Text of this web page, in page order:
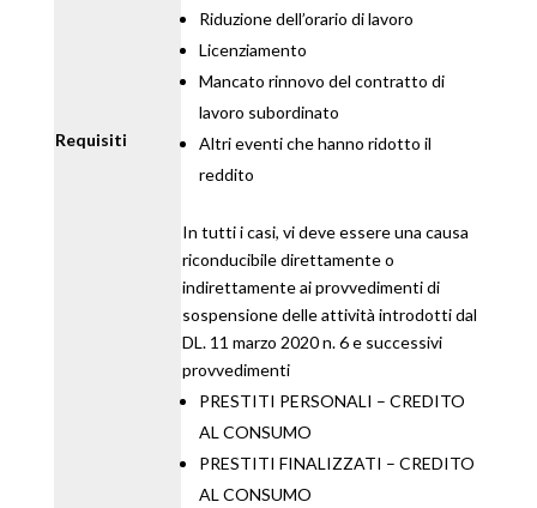
Requisiti
Riduzione dell’orario di lavoro
Licenziamento
Mancato rinnovo del contratto di
lavoro subordinato
Altri eventi che hanno ridotto il
reddito
In tutti i casi, vi deve essere una causa
riconducibile direttamente o
indirettamente ai provvedimenti di
sospensione delle attività introdotti dal
DL. 11 marzo 2020 n. 6 e successivi
provvedimenti
PRESTITI PERSONALI – CREDITO
AL CONSUMO
PRESTITI FINALIZZATI – CREDITO
AL CONSUMO